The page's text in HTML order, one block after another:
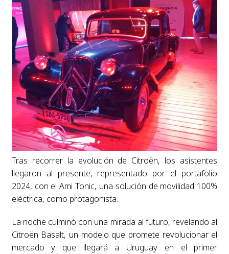
Tras recorrer la evolución de Citroën, los asistentes
llegaron al presente, representado por el portafolio
2024, con el Ami Tonic, una solución de movilidad 100%
eléctrica, como protagonista.
La noche culminó con una mirada al futuro, revelando al
Citroën Basalt, un modelo que promete revolucionar el
mercado y que llegará a Uruguay en el primer